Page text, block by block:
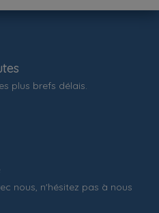
plus brefs délais.
nous, n'hésitez pas à nous